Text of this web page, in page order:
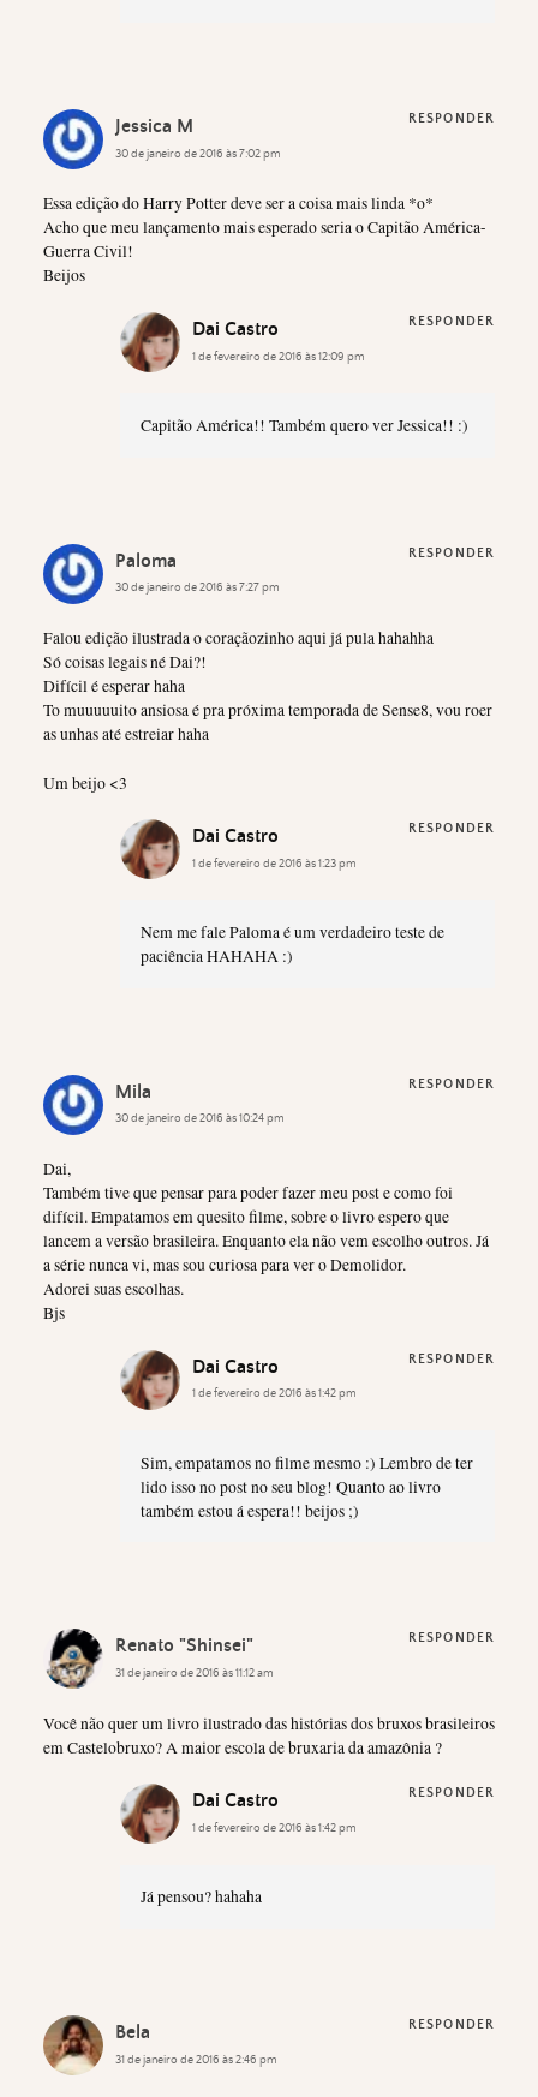
Jessica M
30 de janeiro de 2016 às 7:02 pm
Essa edição do Harry Potter deve ser a coisa mais linda *o*
Acho que meu lançamento mais esperado seria o Capitão América-
Guerra Civil!
Beijos
RESPONDER
Dai Castro
1 de fevereiro de 2016 às 12:09 pm
Capitão América!! Também quero ver Jessica!! :)
RESPONDER
Paloma
30 de janeiro de 2016 às 7:27 pm
Falou edição ilustrada o coraçãozinho aqui já pula hahahha
Só coisas legais né Dai?!
Difícil é esperar haha
To muuuuuito ansiosa é pra próxima temporada de Sense8, vou roer
as unhas até estreiar haha
Um beijo <3
RESPONDER
Dai Castro
1 de fevereiro de 2016 às 1:23 pm
Nem me fale Paloma é um verdadeiro teste de
paciência HAHAHA :)
RESPONDER
Mila
30 de janeiro de 2016 às 10:24 pm
Dai,
Também tive que pensar para poder fazer meu post e como foi
difícil. Empatamos em quesito filme, sobre o livro espero que
lancem a versão brasileira. Enquanto ela não vem escolho outros. Já
a série nunca vi, mas sou curiosa para ver o Demolidor.
Adorei suas escolhas.
Bjs
RESPONDER
Dai Castro
1 de fevereiro de 2016 às 1:42 pm
Sim, empatamos no filme mesmo :) Lembro de ter
lido isso no post no seu blog! Quanto ao livro
também estou á espera!! beijos ;)
RESPONDER
Renato "Shinsei"
31 de janeiro de 2016 às 11:12 am
Você não quer um livro ilustrado das histórias dos bruxos brasileiros
em Castelobruxo? A maior escola de bruxaria da amazônia ?
RESPONDER
Dai Castro
1 de fevereiro de 2016 às 1:42 pm
Já pensou? hahaha
RESPONDER
Bela
31 de janeiro de 2016 às 2:46 pm
RESPONDER